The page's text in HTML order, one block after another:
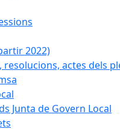
2022)
resolucions, actes dels
Junta de Govern Local